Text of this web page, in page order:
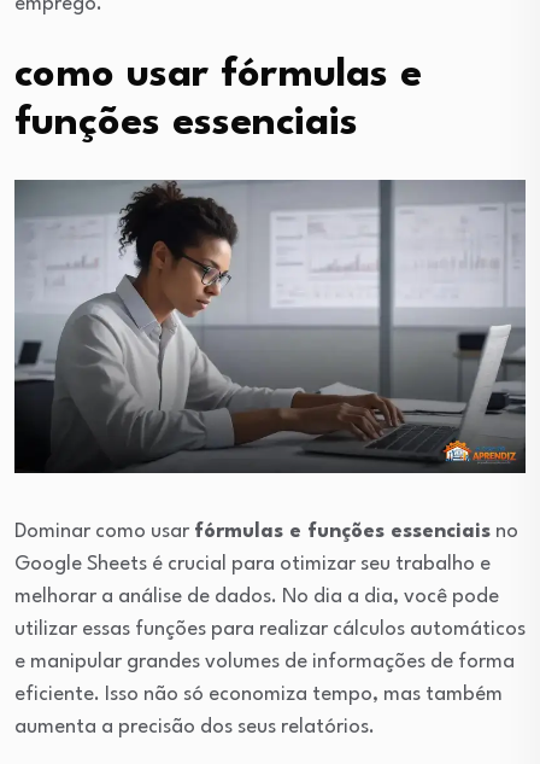
emprego.
como usar fórmulas e
funções essenciais
Dominar como usar fórmulas e funções essenciais no
Google Sheets é crucial para otimizar seu trabalho e
melhorar a análise de dados. No dia a dia, você pode
utilizar essas funções para realizar cálculos automáticos
e manipular grandes volumes de informações de forma
eficiente. Isso não só economiza tempo, mas também
aumenta a precisão dos seus relatórios.